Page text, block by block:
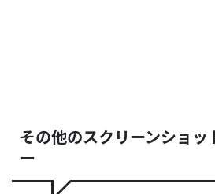
その他のスクリーンショッ
ー